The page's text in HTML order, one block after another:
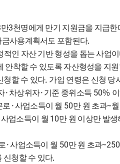
만3천명에게 만기 지원금을 지급한
사용계획서도 포함된다.
인 자산 기반 형성을 돕는 사업
안착할 수 있도록 자산형성을 지
청할 수 있다. 가입 연령은 신청 당
· 차상위자· 기준 중위소득 50%
로 ·사업소득이 월 50만 원 초과~월
사업소득이 월 10만 원 이상만 발
·사업소득이 월 50만 원 초과~250
신청할 수 있다.